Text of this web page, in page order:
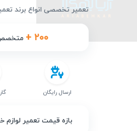
تعمیر تخصصی انواع برند
+ ۲۰۰
ارسال رایگان
بازه قیمت تعمیر لوازم